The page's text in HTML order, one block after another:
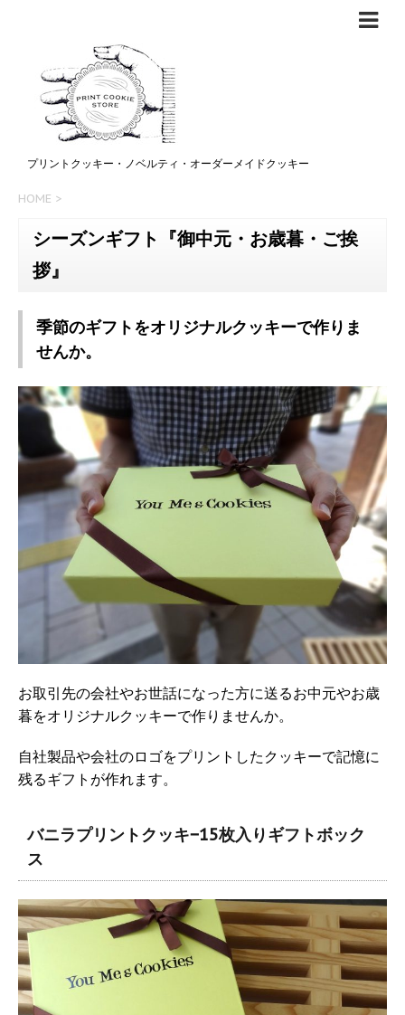
プリントクッキー・ノベルティ・オーダーメイドクッキー
HOME >
シーズンギフト『御中元・お歳暮・ご挨
拶』
季節のギフトをオリジナルクッキーで作りま
せんか。
お取引先の会社やお世話になった方に送るお中元やお歳
暮をオリジナルクッキーで作りませんか。
自社製品や会社のロゴをプリントしたクッキーで記憶に
残るギフトが作れます。
バニラプリントクッキ−15枚入りギフトボック
ス